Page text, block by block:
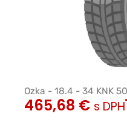
Ozka - 18.4 - 34 KNK
465,68 € s DPH